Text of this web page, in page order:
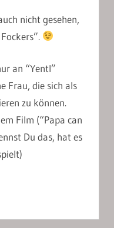
nicht gesehen,
an “Yentl”
Frau, die sich als
zu können.
Film (“Papa can
Du das, hat es